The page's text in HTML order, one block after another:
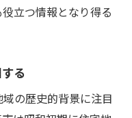
立つ情報となり得る
る
の歴史的背景に注目